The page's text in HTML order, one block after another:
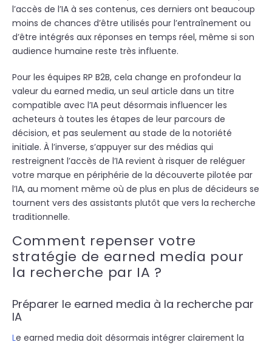
l’accès de l’IA à ses contenus, ces derniers ont beaucoup
moins de chances d’être utilisés pour l’entraînement ou
d’être intégrés aux réponses en temps réel, même si son
audience humaine reste très influente.
Pour les équipes RP B2B, cela change en profondeur la
valeur du earned media, un seul article dans un titre
compatible avec l’IA peut désormais influencer les
acheteurs à toutes les étapes de leur parcours de
décision, et pas seulement au stade de la notoriété
initiale. À l’inverse, s’appuyer sur des médias qui
restreignent l’accès de l’IA revient à risquer de reléguer
votre marque en périphérie de la découverte pilotée par
l’IA, au moment même où de plus en plus de décideurs se
tournent vers des assistants plutôt que vers la recherche
traditionnelle.
Comment repenser votre
stratégie de earned media pour
la recherche par IA ?
Préparer le earned media à la recherche par
IA
Le earned media doit désormais intégrer clairement la